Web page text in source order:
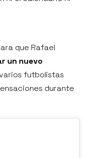
que Rafael
un nuevo
futbolistas
durante